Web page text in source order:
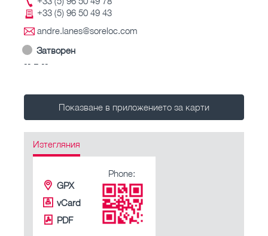
+33 (5) 96 50 49 43
andre.lanes@soreloc.com
Затворен
-- – --
Показване в приложението за карти
Изтегляния
GPX
vCard
PDF
Phone: